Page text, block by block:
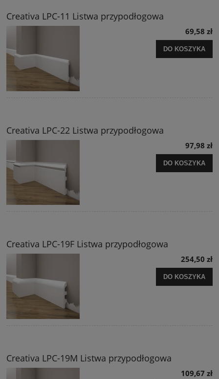
Creativa LPC-11 Listwa przypodłogowa
69,58 zł
DO KOSZYKA
Creativa LPC-22 Listwa przypodłogowa
97,98 zł
DO KOSZYKA
Creativa LPC-19F Listwa przypodłogowa
254,50 zł
DO KOSZYKA
Creativa LPC-19M Listwa przypodłogowa
109,67 zł